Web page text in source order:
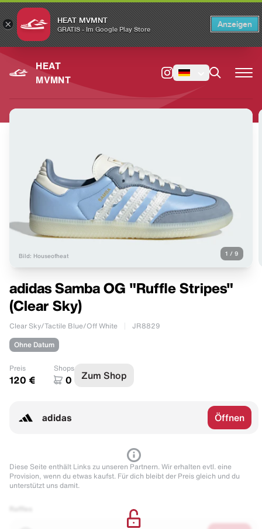
× HEAT MVMNT
GRATIS - Im Google Play Store
Anzeigen
HEAT
MVMNT
Bild: Houseofheat 1 / 9
adidas Samba OG "Ruffle Stripes"
(Clear Sky)
Clear Sky/Tactile Blue/Off White JR8829
Ohne Datum
Preis
120 €
Shops
0 Zum Shop
adidas Öffnen
Diese Seite enthält Links zu unseren Partnern. Wir erhalten evtl. eine
Provision, wenn du etwas kaufst. Für dich bleibt der Preis gleich und du
unterstützt uns damit.
Switch to the English version? Switch ×